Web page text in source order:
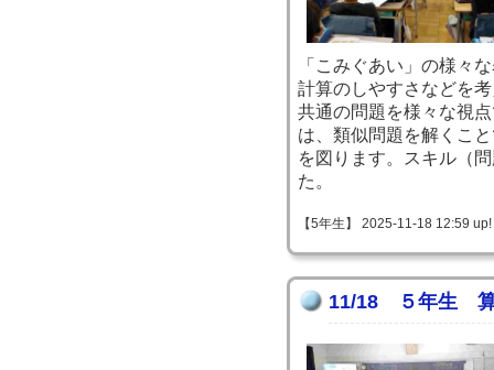
「こみぐあい」の様々
計算のしやすさなどを
共通の問題を様々な視
は、類似問題を解くこ
を図ります。スキル（
た。
【5年生】 2025-11-18 12:59 up!
11/18 ５年生